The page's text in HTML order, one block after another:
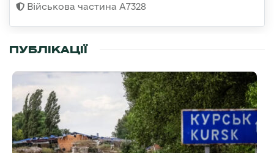
Військова частина А7328
ПУБЛІКАЦІЇ